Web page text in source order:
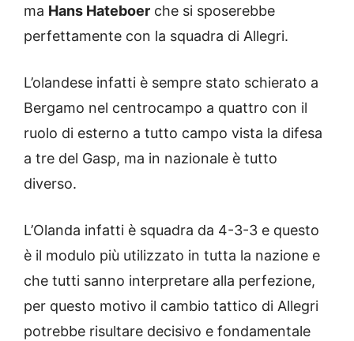
ma Hans Hateboer che si sposerebbe
perfettamente con la squadra di Allegri.
L’olandese infatti è sempre stato schierato a
Bergamo nel centrocampo a quattro con il
ruolo di esterno a tutto campo vista la difesa
a tre del Gasp, ma in nazionale è tutto
diverso.
L’Olanda infatti è squadra da 4-3-3 e questo
è il modulo più utilizzato in tutta la nazione e
che tutti sanno interpretare alla perfezione,
per questo motivo il cambio tattico di Allegri
potrebbe risultare decisivo e fondamentale